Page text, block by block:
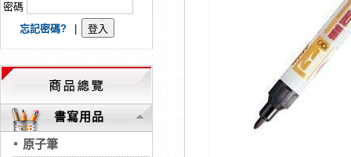
密碼
忘記密碼?
書寫用品
原子筆